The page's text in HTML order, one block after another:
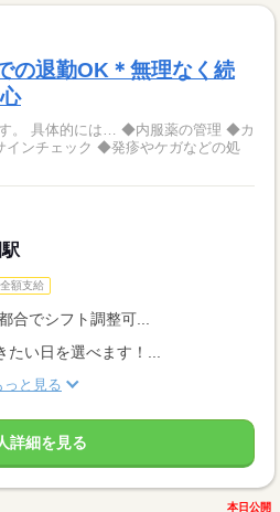
の退勤OK＊無理なく続
◆カ
ンチェック ◆発疹やケガなどの処
額支給
でシフト調整可...
い日を選べます！...
っと見る
詳細を見る
本日公開